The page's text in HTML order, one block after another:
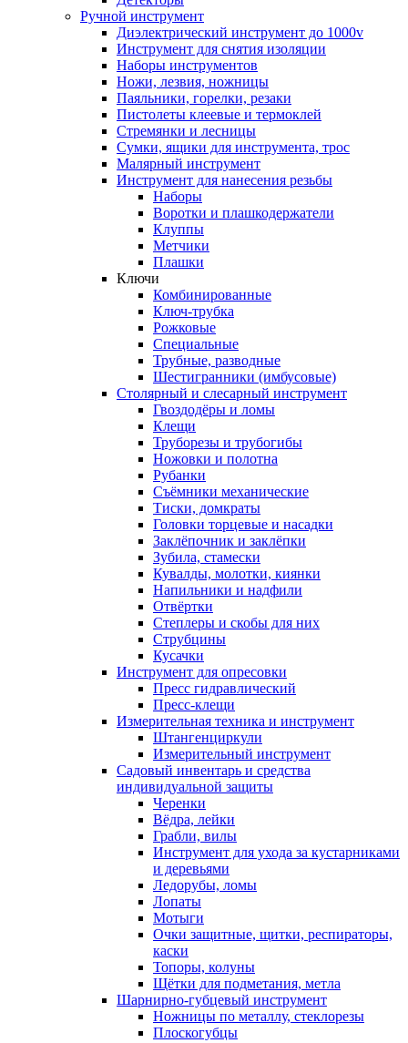
Ручной инструмент
Диэлектрический инструмент до 1000v
Инструмент для снятия изоляции
Наборы инструментов
Ножи, лезвия, ножницы
Паяльники, горелки, резаки
Пистолеты клеевые и термоклей
Стремянки и лесницы
Сумки, ящики для инструмента, трос
Малярный инструмент
Инструмент для нанесения резьбы
Наборы
Воротки и плашкодержатели
Клуппы
Метчики
Плашки
Ключи
Комбинированные
Ключ-трубка
Рожковые
Специальные
Трубные, разводные
Шестигранники (имбусовые)
Столярный и слесарный инструмент
Гвоздодёры и ломы
Клещи
Труборезы и трубогибы
Ножовки и полотна
Рубанки
Съёмники механические
Тиски, домкраты
Головки торцевые и насадки
Заклёпочник и заклёпки
Зубила, стамески
Кувалды, молотки, киянки
Напильники и надфили
Отвёртки
Степлеры и скобы для них
Струбцины
Кусачки
Инструмент для опресовки
Пресс гидравлический
Пресс-клещи
Измерительная техника и инструмент
Штангенциркули
Измерительный инструмент
Садовый инвентарь и средства
индивидуальной защиты
Черенки
Вёдра, лейки
Грабли, вилы
Инструмент для ухода за кустарниками
и деревьями
Ледорубы, ломы
Лопаты
Мотыги
Очки защитные, щитки, респираторы,
каски
Топоры, колуны
Щётки для подметания, метла
Шарнирно-губцевый инструмент
Ножницы по металлу, стеклорезы
Плоскогубцы